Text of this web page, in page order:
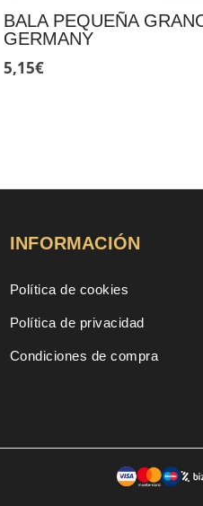
BALA PEQUEÑA
GERMANY
5,15€
INFORMACIÓN
Política de cookies
Política de privacidad
Condiciones de compra